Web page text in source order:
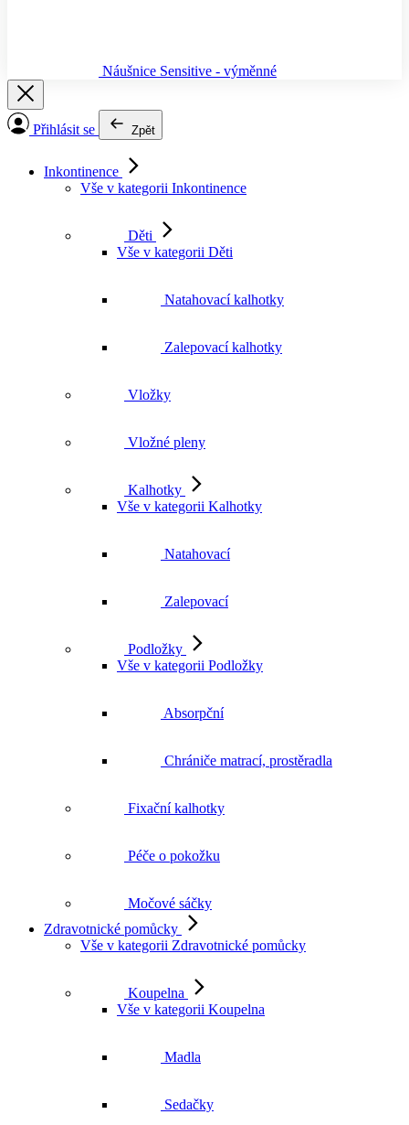
Náušnice Sensitive - výměnné
Přihlásit se Zpět
Inkontinence
Vše v kategorii Inkontinence
Děti
Vše v kategorii Děti
Natahovací kalhotky
Zalepovací kalhotky
Vložky
Vložné pleny
Kalhotky
Vše v kategorii Kalhotky
Natahovací
Zalepovací
Podložky
Vše v kategorii Podložky
Absorpční
Chrániče matrací, prostěradla
Fixační kalhotky
Péče o pokožku
Močové sáčky
Zdravotnické pomůcky
Vše v kategorii Zdravotnické pomůcky
Koupelna
Vše v kategorii Koupelna
Madla
Sedačky